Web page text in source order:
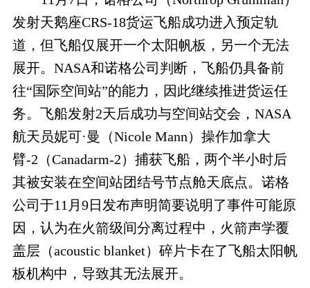
发射天鹅座CRS-18货运飞船成功进入预定轨
道，但飞船仅展开一个太阳帆板，另一个无法
展开。NASA和诺格公司判断，飞船仍具备前
往“国际空间站”的能力，因此继续推进货运任
务。飞船发射2天后成功与空间站交会，NASA
航天员妮可·曼（Nicole Mann）操作加拿大
臂-2（Canadarm-2）捕获飞船，两个半小时后
其被安装在空间站团结号节点舱天底点。诺格
公司于11月9日发布声明简要说明了事件可能原
因，认为在火箭级间分离过程中，火箭声学覆
盖层（acoustic blanket）碎片卡在了飞船太阳帆
板机构中，导致其无法展开。